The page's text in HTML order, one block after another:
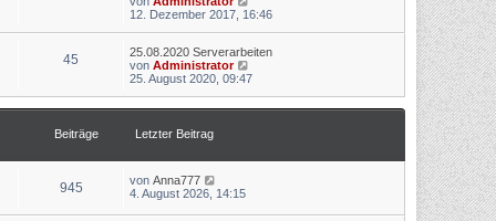
e
s
e
B
r
12. Dezember 2017, 16:46
45
25.08.2020 Serverarbeiten
von Administrator
e
25. August 2020, 09:47
Beiträge Letzter Beitrag
945 von Anna777
e
e
4. August 2026, 14:15